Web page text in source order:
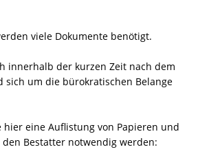
viele Dokumente benötigt.
innerhalb der kurzen Zeit nach dem
sich um die bürokratischen Belange
hier eine Auflistung von Papieren und
Bestatter notwendig werden: